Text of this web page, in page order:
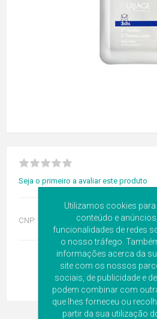
Seja o primeiro a avaliar este produto
CNP:
Utilizamos cookies
conteúdo e
funcionalidades de redes
o nosso tráfego.
informações acerca da
site com os nossos
sociais, de publicidade e
podem combinar com
que lhes forneceu ou
partir da sua utilização